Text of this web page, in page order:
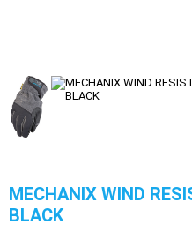
MECHANIX WIND
BLACK